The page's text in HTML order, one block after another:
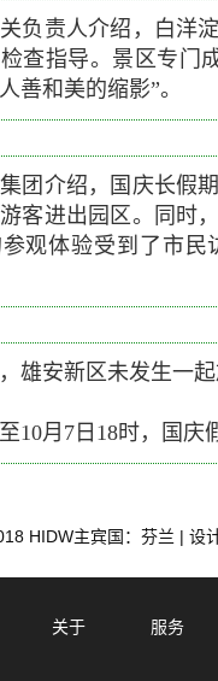
负责人介绍，白洋
查指导。景区专门
善和美的缩影”。
团介绍，国庆长假
客进出园区。同时
观体验受到了市民
雄安新区未发生一起
10月7日18时，国庆
HIDW主宾国：芬兰 | 设
关于 服务